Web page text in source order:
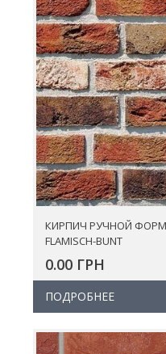
КИРПИЧ РУЧНОЙ
FLAMISCH-BUNT
0.00 ГРН
ПОДРОБНЕЕ